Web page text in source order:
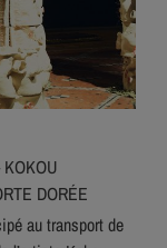
DORÉE
au transport de